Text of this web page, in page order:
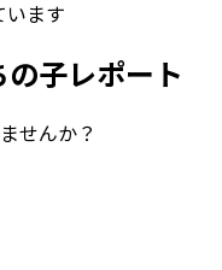
います
の子レポート
せんか？